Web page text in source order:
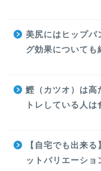
美尻にはヒップバ
グ効果についても
鰹（カツオ）は高
トレしている人
【自宅でも出来
ットバリエーショ